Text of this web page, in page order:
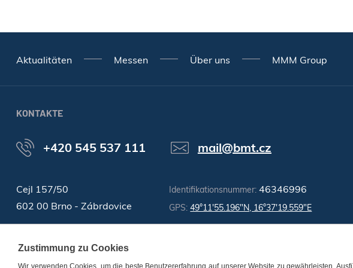
Aktualitäten Messen Über uns MMM Group
KONTAKTE
+420 545 537 111 mail@bmt.cz
Cejl 157/50
602 00 Brno - Zábrdovice
Identifikationsnummer: 46346996
GPS: 49°11'55.196"N, 16°37'19.559"E
Zustimmung zu Cookies
Wir verwenden Cookies, um die beste Benutzererfahrung auf unserer Website zu gewährleisten.